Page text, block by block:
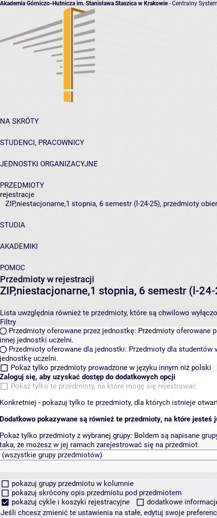
Akademia Górniczo-Hutnicza im. Stanisława Staszica w Krakowie- Centralny
NA SKRÓTY
STUDENCI, PRACOWNICY
JEDNOSTKI ORGANIZACYJNE
PRZEDMIOTY
rejestracje
ZIP,niestacjonarne,1 stopnia, 6 semestr (l-24-25), przedmioty
STUDIA
AKADEMIKI
POMOC
Przedmioty w rejestracji
ZIP,niestacjonarne,1 stopnia, 6 semestr (l-
Lista uwzględnia również te przedmioty, które są chwilowo
Filtry
Przedmioty oferowane przez jednostkę: Przedmioty oferowane
innej jednostki uczelni.
Przedmioty oferowane dla jednostki: Przedmioty dla studentów
jednostkę uczelni.
Pokaż tylko przedmioty prowadzone w języku innym niż polski
Zaloguj się, aby uzyskać dostęp do dodatkowych opcji
Pokaż tylko te przedmioty, na które mogę się rejestrować
Konkretniej - pokazuj tylko te przedmioty, dla których istnieje
Dodatkowo pokazywane są również te przedmioty, na które jesteś
Pokaż tylko przedmioty z wybranej grupy: Boldem są napisane
taka, że możesz w jej ramach zarejestrować się na przedmiot.
pokazuj grupy przedmiotu w kolumnie
pokazuj skrócony opis przedmiotu pod przedmiotem
pokazuj cykle i koszyki rejestracyjne
dodatkowe
Jeśli chcesz zmienić te ustawienia na stałe, edytuj swoje